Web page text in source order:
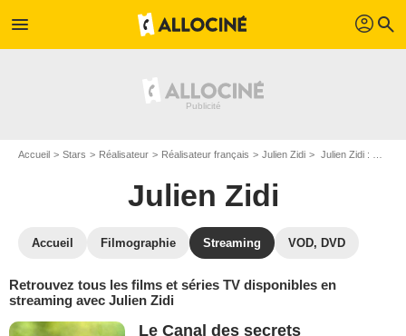
menu profil search
Accueil Stars Réalisateur Réalisateur français Julien Zidi Julien Zidi : Films et séries online
Julien Zidi
Accueil Filmographie Streaming VOD, DVD
Retrouvez tous les films et séries TV disponibles en
streaming avec Julien Zidi
Le Canal des secrets